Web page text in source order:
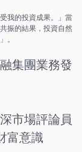
我的投資成果。」當
振的結果，投資自然
。
集團業務發
市場評論員
富意識